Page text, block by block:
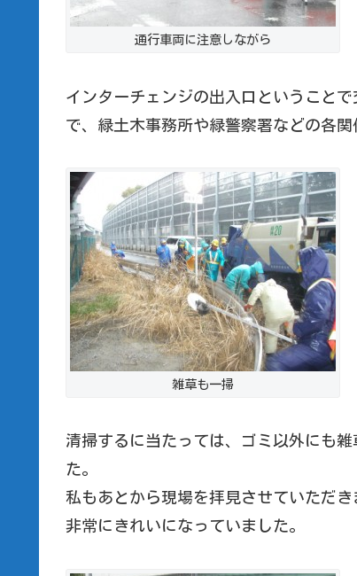
通行車両に注意しながら
インターチェンジの出入口ということ
で、緑土木事務所や緑警察署などの各
雑草も一掃
清掃するに当たっては、ゴミ以外にも
た。
私もあとから現場を拝見させていただき
非常にきれいになっていました。